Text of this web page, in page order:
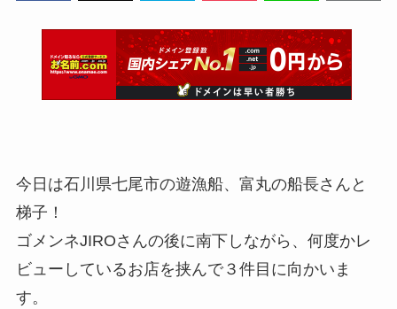
今日は石川県七尾市の遊漁船、富丸の船長さんと
梯子！
ゴメンネJIROさんの後に南下しながら、何度かレ
ビューしているお店を挟んで３件目に向かいま
す。